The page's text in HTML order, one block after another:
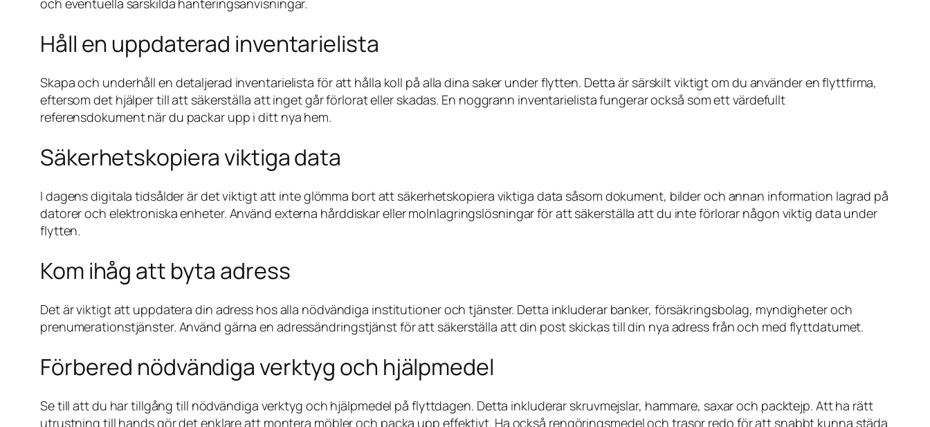
och eventuella särskilda hanteringsanvisningar.
Håll en uppdaterad inventarielista
Skapa och underhåll en detaljerad inventarielista för att hålla koll på alla dina saker under flytten. Detta är särskilt viktigt om du använder en flyttfirma,
eftersom det hjälper till att säkerställa att inget går förlorat eller skadas. En noggrann inventarielista fungerar också som ett värdefullt
referensdokument när du packar upp i ditt nya hem.
Säkerhetskopiera viktiga data
I dagens digitala tidsålder är det viktigt att inte glömma bort att säkerhetskopiera viktiga data såsom dokument, bilder och annan information lagrad på
datorer och elektroniska enheter. Använd externa hårddiskar eller molnlagringslösningar för att säkerställa att du inte förlorar någon viktig data under
flytten.
Kom ihåg att byta adress
Det är viktigt att uppdatera din adress hos alla nödvändiga institutioner och tjänster. Detta inkluderar banker, försäkringsbolag, myndigheter och
prenumerationstjänster. Använd gärna en adressändringstjänst för att säkerställa att din post skickas till din nya adress från och med flyttdatumet.
Förbered nödvändiga verktyg och hjälpmedel
Se till att du har tillgång till nödvändiga verktyg och hjälpmedel på flyttdagen. Detta inkluderar skruvmejslar, hammare, saxar och packtejp. Att ha rätt
utrustning till hands gör det enklare att montera möbler och packa upp effektivt. Ha också rengöringsmedel och trasor redo för att snabbt kunna städa